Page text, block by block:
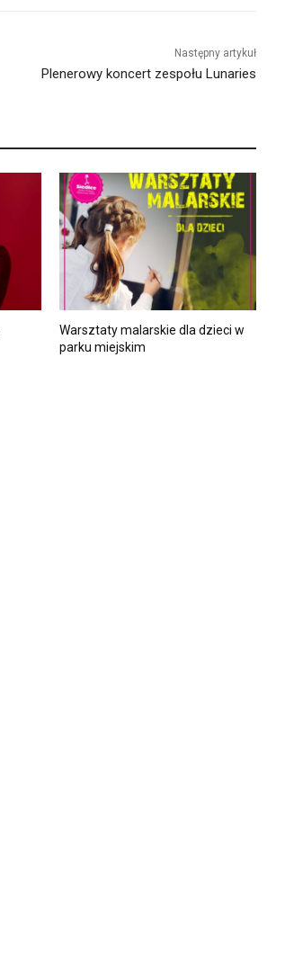
Następny artykuł
Plenerowy koncert zespołu Lunaries
Warsztaty malarskie dla dzieci w
parku miejskim